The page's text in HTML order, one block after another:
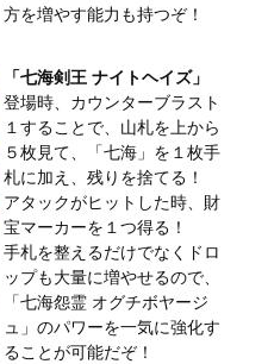
方を増やす能力も持つぞ！
「七海剣王 ナイトヘイズ」
登場時、カウンターブラスト
１することで、山札を上から
５枚見て、「七海」を１枚手
札に加え、残りを捨てる！
アタックがヒットした時、財
宝マーカーを１つ得る！
手札を整えるだけでなくドロ
ップも大量に増やせるので、
「七海怨霊 オグチボヤージ
ュ」のパワーを一気に強化す
ることが可能だぞ！